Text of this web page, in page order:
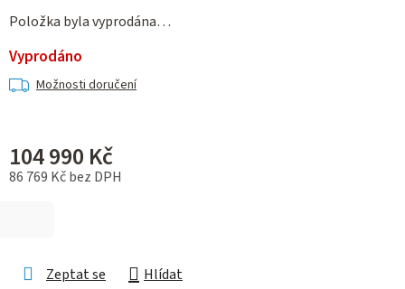
Položka byla vyprodána…
Vyprodáno
Možnosti doručení
104 990 Kč
86 769 Kč bez DPH
Zeptat se Hlídat